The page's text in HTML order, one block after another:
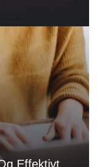
Effektivt